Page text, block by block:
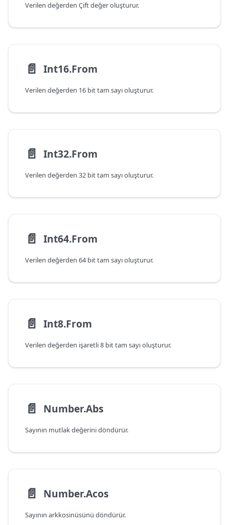
Verilen değerden Çift değer oluşturur.
📄️ Int16.From
Verilen değerden 16 bit tam sayı oluşturur.
📄️ Int32.From
Verilen değerden 32 bit tam sayı oluşturur.
📄️ Int64.From
Verilen değerden 64 bit tam sayı oluşturur.
📄️ Int8.From
Verilen değerden işaretli 8 bit tam sayı oluşturur.
📄️ Number.Abs
Sayının mutlak değerini döndürür.
📄️ Number.Acos
Sayının arkkosinüsünü döndürür.